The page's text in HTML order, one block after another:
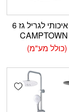
כיסוי PVC איכותי לגריל גז 6
(כולל מע"מ)